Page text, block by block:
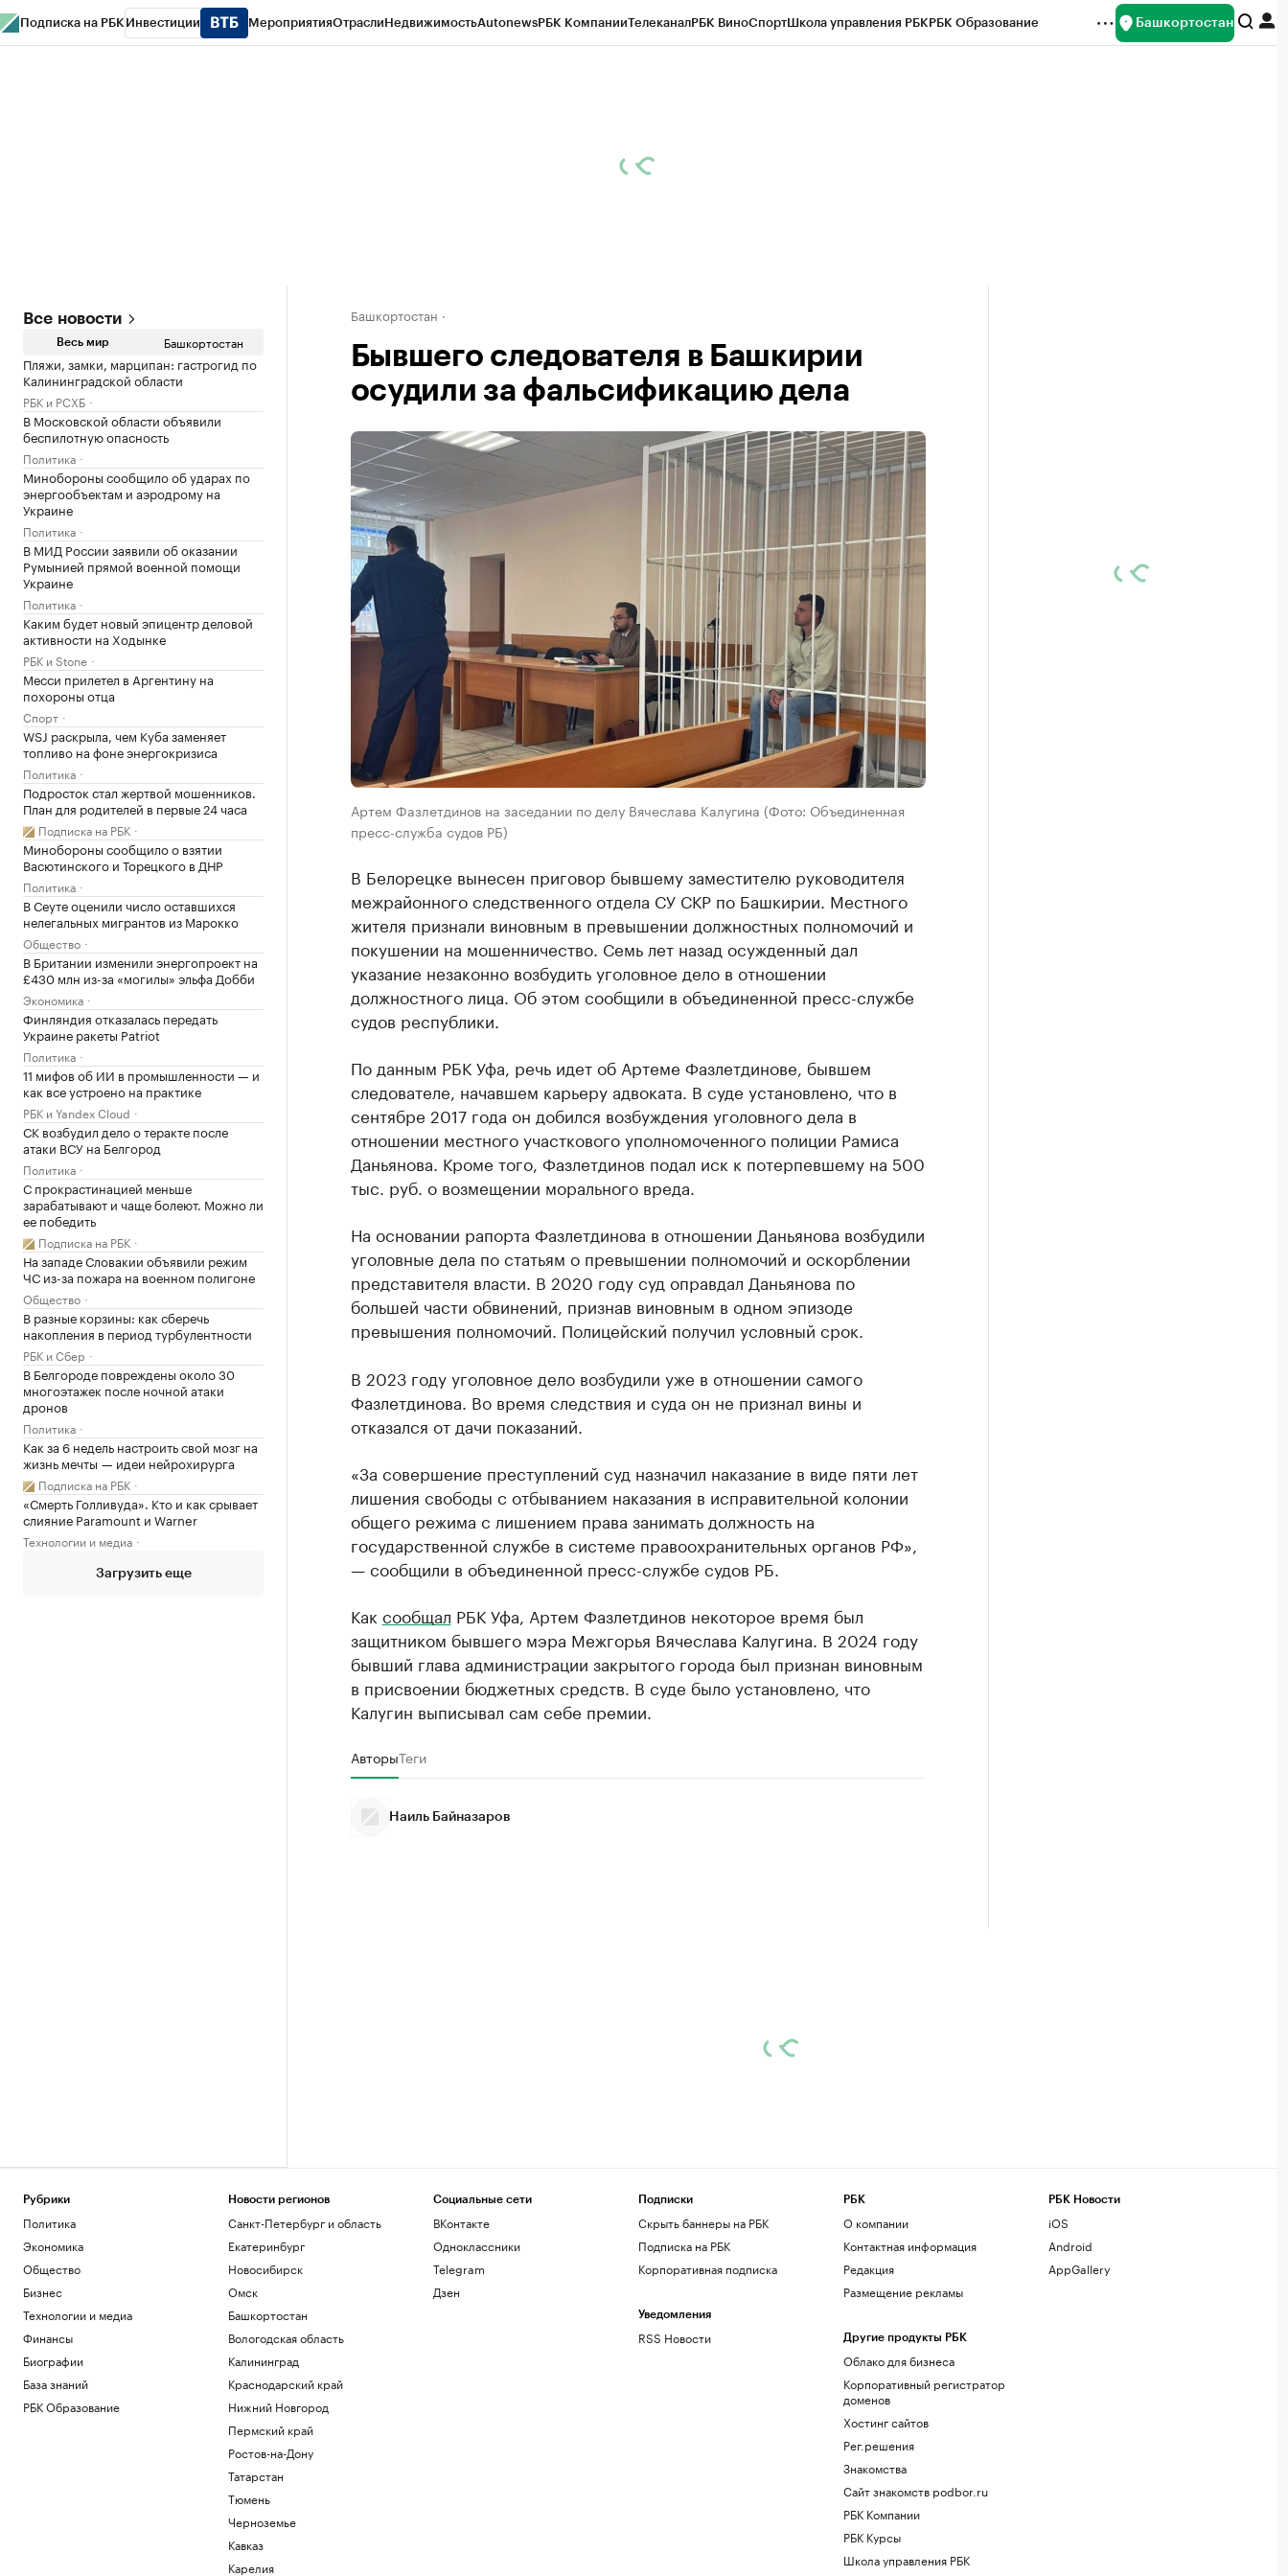
Подписка на РБК Инвестиции МероприятияОтраслиНедвижимостьAutonewsРБК КомпанииТелеканалРБК ВиноСпортШкола управления РБКРБК Образование Башкортостан
Все новости
Весь мир Башкортостан
Пляжи, замки, марципан: гастрогид по
Калининградской области
РБК и РСХБ
В Московской области объявили
беспилотную опасность
Политика
Минобороны сообщило об ударах по
энергообъектам и аэродрому на
Украине
Политика
В МИД России заявили об оказании
Румынией прямой военной помощи
Украине
Политика
Каким будет новый эпицентр деловой
активности на Ходынке
РБК и Stone
Месси прилетел в Аргентину на
похороны отца
Спорт
WSJ раскрыла, чем Куба заменяет
топливо на фоне энергокризиса
Политика
Подросток стал жертвой мошенников.
План для родителей в первые 24 часа
Подписка на РБК
Минобороны сообщило о взятии
Васютинского и Торецкого в ДНР
Политика
В Сеуте оценили число оставшихся
нелегальных мигрантов из Марокко
Общество
В Британии изменили энергопроект на
£430 млн из-за «могилы» эльфа Добби
Экономика
Финляндия отказалась передать
Украине ракеты Patriot
Политика
11 мифов об ИИ в промышленности — и
как все устроено на практике
РБК и Yandex Cloud
СК возбудил дело о теракте после
атаки ВСУ на Белгород
Политика
С прокрастинацией меньше
зарабатывают и чаще болеют. Можно ли
ее победить
Подписка на РБК
На западе Словакии объявили режим
ЧС из-за пожара на военном полигоне
Общество
В разные корзины: как сберечь
накопления в период турбулентности
РБК и Сбер
В Белгороде повреждены около 30
многоэтажек после ночной атаки
дронов
Политика
Как за 6 недель настроить свой мозг на
жизнь мечты — идеи нейрохирурга
Подписка на РБК
«Смерть Голливуда». Кто и как срывает
слияние Paramount и Warner
Технологии и медиа
Загрузить еще
Башкортостан
Бывшего следователя в Башкирии
осудили за фальсификацию дела
Артем Фазлетдинов на заседании по делу Вячеслава Калугина (Фото: Объединенная
пресс-служба судов РБ)
В Белорецке вынесен приговор бывшему заместителю руководителя
межрайонного следственного отдела СУ СКР по Башкирии. Местного
жителя признали виновным в превышении должностных полномочий и
покушении на мошенничество. Семь лет назад осужденный дал
указание незаконно возбудить уголовное дело в отношении
должностного лица. Об этом сообщили в объединенной пресс-службе
судов республики.
По данным РБК Уфа, речь идет об Артеме Фазлетдинове, бывшем
следователе, начавшем карьеру адвоката. В суде установлено, что в
сентябре 2017 года он добился возбуждения уголовного дела в
отношении местного участкового уполномоченного полиции Рамиса
Даньянова. Кроме того, Фазлетдинов подал иск к потерпевшему на 500
тыс. руб. о возмещении морального вреда.
На основании рапорта Фазлетдинова в отношении Даньянова возбудили
уголовные дела по статьям о превышении полномочий и оскорблении
представителя власти. В 2020 году суд оправдал Даньянова по
большей части обвинений, признав виновным в одном эпизоде
превышения полномочий. Полицейский получил условный срок.
В 2023 году уголовное дело возбудили уже в отношении самого
Фазлетдинова. Во время следствия и суда он не признал вины и
отказался от дачи показаний.
«За совершение преступлений суд назначил наказание в виде пяти лет
лишения свободы с отбыванием наказания в исправительной колонии
общего режима с лишением права занимать должность на
государственной службе в системе правоохранительных органов РФ»,
— сообщили в объединенной пресс-службе судов РБ.
Как сообщал РБК Уфа, Артем Фазлетдинов некоторое время был
защитником бывшего мэра Межгорья Вячеслава Калугина. В 2024 году
бывший глава администрации закрытого города был признан виновным
в присвоении бюджетных средств. В суде было установлено, что
Калугин выписывал сам себе премии.
АвторыТеги
Наиль Байназаров
Рубрики
Политика
Экономика
Общество
Бизнес
Технологии и медиа
Финансы
Биографии
База знаний
РБК Образование
Новости регионов
Санкт-Петербург и область
Екатеринбург
Новосибирск
Омск
Башкортостан
Вологодская область
Калининград
Краснодарский край
Нижний Новгород
Пермский край
Ростов-на-Дону
Татарстан
Тюмень
Черноземье
Кавказ
Карелия
Социальные сети
ВКонтакте
Одноклассники
Telegram
Дзен
Подписки
Скрыть баннеры на РБК
Подписка на РБК
Корпоративная подписка
Уведомления
RSS Новости
РБК
О компании
Контактная информация
Редакция
Размещение рекламы
Другие продукты РБК
Облако для бизнеса
Корпоративный регистратор
доменов
Хостинг сайтов
Рег.решения
Знакомства
Сайт знакомств podbor.ru
РБК Компании
РБК Курсы
Школа управления РБК
РБК Новости
iOS
Android
AppGallery